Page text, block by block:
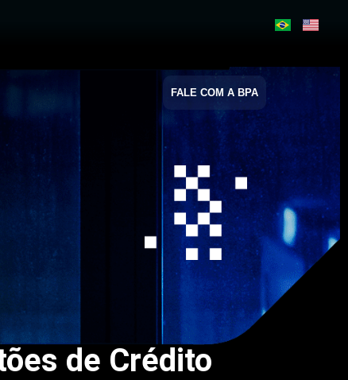
FALE COM A BPA
de Crédito